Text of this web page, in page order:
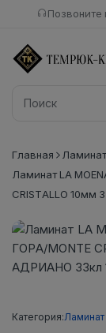
Позвоните
Главная
Ламинат
Ламинат LA
CRISTALLO 10мм
Категория:Ламинат